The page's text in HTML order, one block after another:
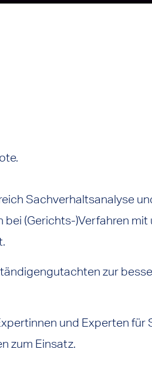
Sachverhaltsanalyse
(Gerichts-)Verfahren
zur
und Experten für
zum Einsatz.